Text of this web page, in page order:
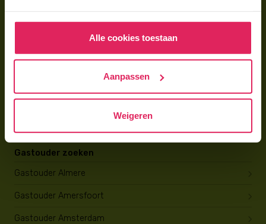
Alle cookies toestaan
Aanpassen
Weigeren
Wat verdient een gastouder?
Gastouder zoeken
Gastouder Almere
Gastouder Amersfoort
Gastouder Amsterdam